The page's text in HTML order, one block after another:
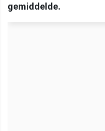
gemiddelde.